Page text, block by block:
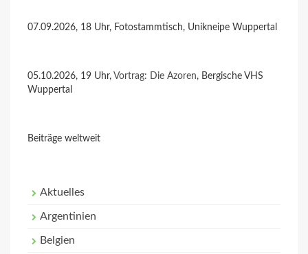
07.09.2026, 18 Uhr, Fotostammtisch, Unikneipe Wuppertal
05.10.2026, 19 Uhr, Vortrag: Die Azoren, Bergische VHS
Wuppertal
Beiträge weltweit
Aktuelles
Argentinien
Belgien